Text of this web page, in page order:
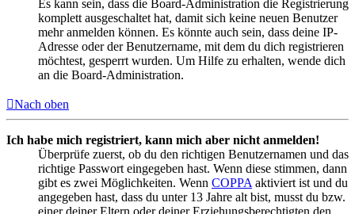
Es kann sein, dass die Board-Administration die Registrierung
komplett ausgeschaltet hat, damit sich keine neuen Benutzer
mehr anmelden können. Es könnte auch sein, dass deine IP-
Adresse oder der Benutzername, mit dem du dich registrieren
möchtest, gesperrt wurden. Um Hilfe zu erhalten, wende dich
an die Board-Administration.
Nach oben
Ich habe mich registriert, kann mich aber nicht anmelden!
Überprüfe zuerst, ob du den richtigen Benutzernamen und das
richtige Passwort eingegeben hast. Wenn diese stimmen, dann
gibt es zwei Möglichkeiten. Wenn COPPA aktiviert ist und du
angegeben hast, dass du unter 13 Jahre alt bist, musst du bzw.
einer deiner Eltern oder deiner Erziehungsberechtigten den